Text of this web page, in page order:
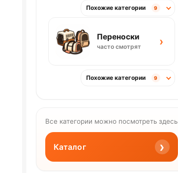
Похожие категории 9
Переноски
часто смотрят ›
Похожие категории 9
Все категории можно посмотреть здесь
Каталог ›